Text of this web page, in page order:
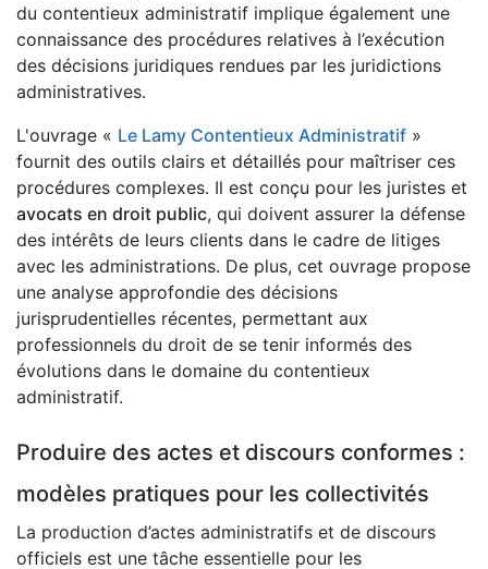
du contentieux administratif implique également une
connaissance des procédures relatives à l’exécution
des décisions juridiques rendues par les juridictions
administratives.
L'ouvrage « Le Lamy Contentieux Administratif »
fournit des outils clairs et détaillés pour maîtriser ces
procédures complexes. Il est conçu pour les juristes et
avocats en droit public, qui doivent assurer la défense
des intérêts de leurs clients dans le cadre de litiges
avec les administrations. De plus, cet ouvrage propose
une analyse approfondie des décisions
jurisprudentielles récentes, permettant aux
professionnels du droit de se tenir informés des
évolutions dans le domaine du contentieux
administratif.
Produire des actes et discours conformes :
modèles pratiques pour les collectivités
La production d’actes administratifs et de discours
officiels est une tâche essentielle pour les